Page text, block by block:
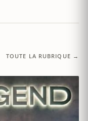
TOUTE LA RUBRIQUE →